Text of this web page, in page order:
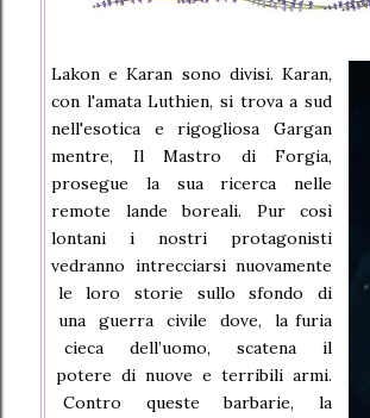
Lakon e Karan sono divisi. Karan,
con l'amata Luthien, si trova a sud
nell'esotica e rigogliosa Gargan
mentre, Il Mastro di Forgia,
prosegue la sua ricerca nelle
remote lande boreali. Pur così
lontani i nostri protagonisti
vedranno intrecciarsi nuovamente
le loro storie sullo sfondo di
una guerra civile dove, la furia
cieca dell’uomo, scatena il
potere di nuove e terribili armi.
Contro queste barbarie, la